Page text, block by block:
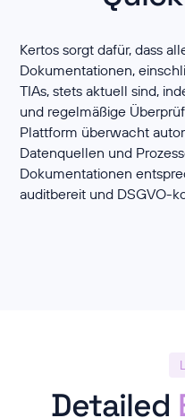
Kertos sorgt dafür, dass
Dokumentationen,
TIAs, stets aktuell sind,
und regelmäßige
Plattform überwacht
Datenquellen und
Dokumentationen
auditbereit und DSGVO-
Detailed